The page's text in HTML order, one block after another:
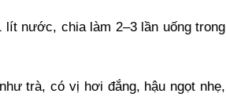
nước, chia làm 2–3 lần uống trong
trà, có vị hơi đắng, hậu ngọt nhẹ,